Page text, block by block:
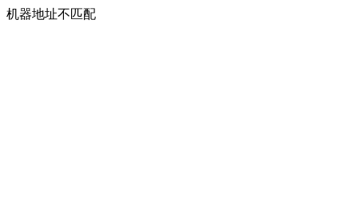
机器地址不匹配